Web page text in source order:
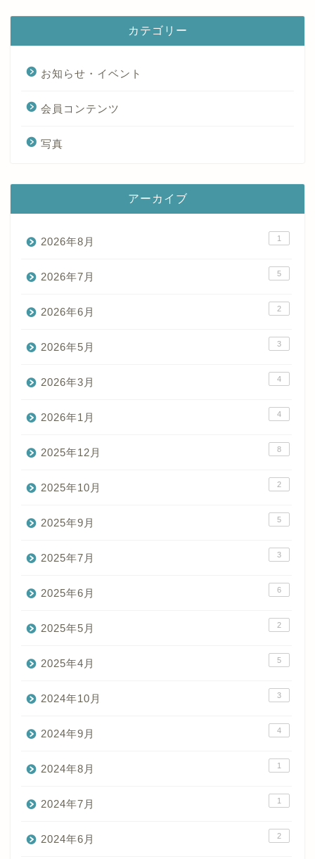
カテゴリー
お知らせ・イベント
会員コンテンツ
写真
アーカイブ
2026年8月 1
2026年7月 5
2026年6月 2
2026年5月 3
2026年3月 4
2026年1月 4
2025年12月 8
2025年10月 2
2025年9月 5
2025年7月 3
2025年6月 6
2025年5月 2
2025年4月 5
2024年10月 3
2024年9月 4
2024年8月 1
2024年7月 1
2024年6月 2